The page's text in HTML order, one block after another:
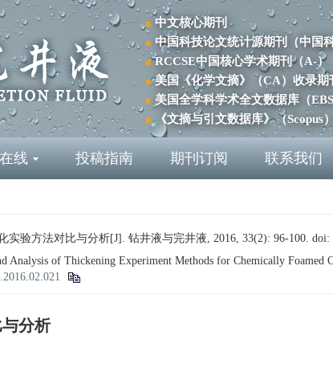
中文核心期刊
中国科技论文统计源期刊（中国
RCCSE中国核心学术期刊（A-）
美国《化学文摘》（CA）收录期
美国全学科学术全文数据库（
《文摘与引文数据库》（Scopus
线 投稿指南 期刊订阅 联系我们
验方法对比与分析[J]. 钻井液与完井液, 2016, 33(2): 96-100. doi:
Analysis of Thickening Experiment Methods for Chemically Foamed
分析